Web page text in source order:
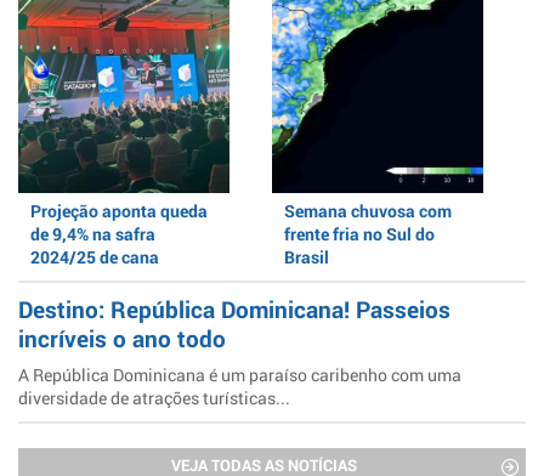
Projeção aponta queda
de 9,4% na safra
2024/25 de cana
Semana chuvosa com
frente fria no Sul do
Brasil
Destino: República Dominicana! Passeios
incríveis o ano todo
A República Dominicana é um paraíso caribenho com uma
diversidade de atrações turísticas...
VEJA TODAS AS NOTÍCIAS